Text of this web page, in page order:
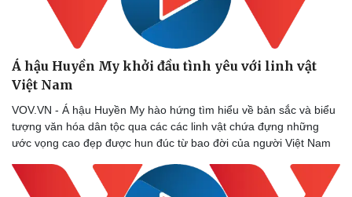
Á hậu Huyền My khởi đầu tình yêu với linh vật
Việt Nam
VOV.VN - Á hậu Huyền My hào hứng tìm hiểu về bản sắc và biểu
tượng văn hóa dân tộc qua các các linh vật chứa đựng những
ước vọng cao đẹp được hun đúc từ bao đời của người Việt Nam